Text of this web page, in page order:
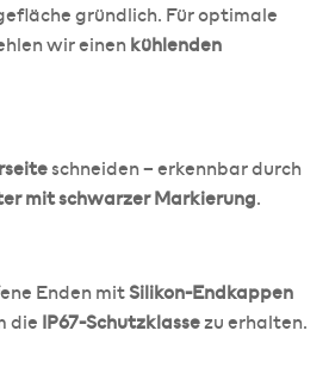
gründlich. Für optimale
wir einen kühlenden
schneiden – erkennbar durch
mit schwarzer Markierung.
Enden mitSilikon-Endkappen
die IP67-Schutzklassezu erhalten.